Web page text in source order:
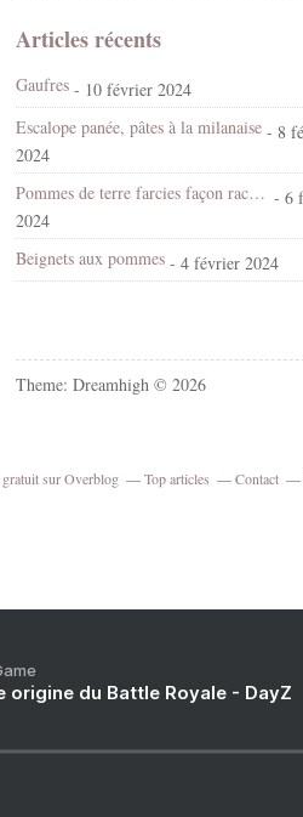
Articles récents
Gaufres - 10 février 2024
Escalope panée, pâtes à la milanaise - 8
2024
Pommes de terre farcies façon raclette - 6
2024
Beignets aux pommes - 4 février 2024
Theme: Dreamhigh © 2026
sur Overblog Top articles Contact
origine du Battle Royale - DayZ